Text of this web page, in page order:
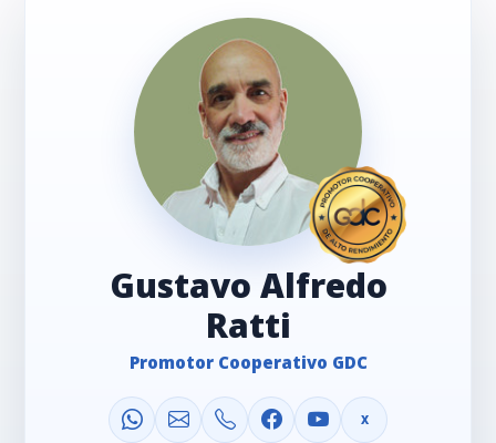
Gustavo Alfredo
Ratti
Promotor Cooperativo GDC
X